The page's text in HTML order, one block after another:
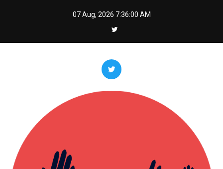
07 Aug, 2026 7:36:02 AM